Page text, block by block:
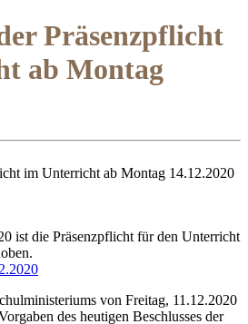
Präsenzpflicht
ab Montag
im Unterricht ab Montag 14.12.2020
ist die Präsenzpflicht für den Unterricht
von Freitag, 11.12.2020
des heutigen Beschlusses der